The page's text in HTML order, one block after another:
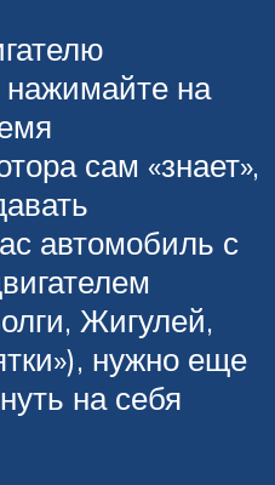
на
сам «знает»,
автомобиль с
Жигулей,
нужно еще
на себя